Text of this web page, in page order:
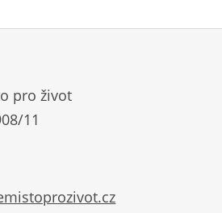
pro život
11